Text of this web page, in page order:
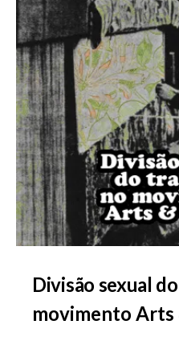
Divisão sexual
movimento Arts